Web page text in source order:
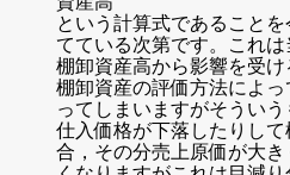
という計算式であること
てている次第です。これ
棚卸資産高から影響を受け
棚卸資産の評価方法によ
ってしまいますがそうい
仕入価格が下落したりし
合，その分売上原価が大